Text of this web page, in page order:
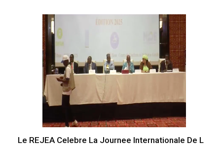
Le REJEA Celebre La Journee Internationale De L